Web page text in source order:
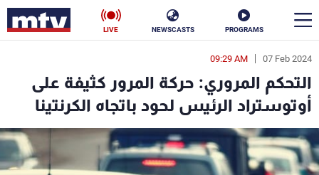
PROGRAMS
NEWSCASTS
LIVE
07 Feb 2024
09:29 AM
التحكم المروري: حركة المرور كثيفة على
أوتوستراد الرئيس لحود باتجاه الكرنتينا
en
الأخبار
سياسة ناس
إقتصاد فن